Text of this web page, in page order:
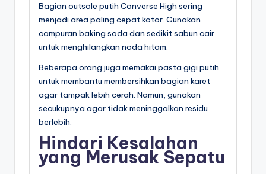
Bagian outsole putih Converse High sering
menjadi area paling cepat kotor. Gunakan
campuran baking soda dan sedikit sabun cair
untuk menghilangkan noda hitam.
Beberapa orang juga memakai pasta gigi putih
untuk membantu membersihkan bagian karet
agar tampak lebih cerah. Namun, gunakan
secukupnya agar tidak meninggalkan residu
berlebih.
Hindari Kesalahan
yang Merusak Sepatu